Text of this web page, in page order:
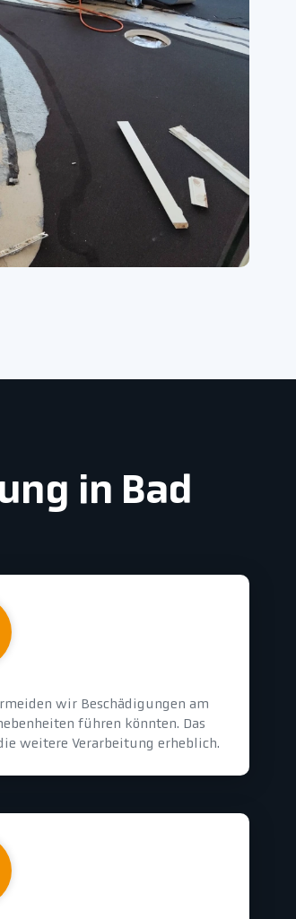
in Bad
wir Beschädigungen am
führen könnten. Das
weitere Verarbeitung erheblich.